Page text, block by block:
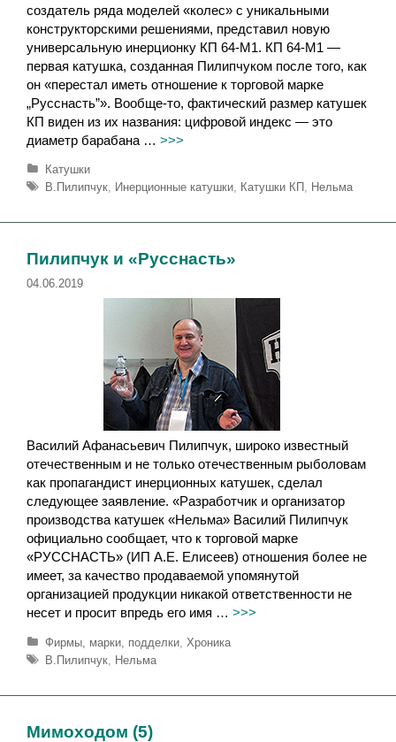
создатель ряда моделей «колес» с уникальными
конструкторскими решениями, представил новую
универсальную инерционку КП 64-M1. КП 64-M1 —
первая катушка, созданная Пилипчуком после того, как
он «перестал иметь отношение к торговой марке
„Русснасть”». Вообще-то, фактический размер катушек
КП виден из их названия: цифровой индекс — это
диаметр барабана … >>>
Р
у
р
к
Катушки
М
т
и
В.Пилипчук, Инерционные катушки, Катушки КП , Нельма
Пилипчук и «Русснасть»
04.06.2019
Василий Афанасьевич Пилипчук, широко известный
отечественным и не только отечественным рыболовам
как пропагандист инерционных катушек, сделал
следующее заявление. «Разработчик и организатор
производства катушек «Нельма» Василий Пилипчук
официально сообщает, что к торговой марке
«РУССНАСТЬ» (ИП А.Е. Елисеев) отношения более не
имеет, за качество продаваемой упомянутой
организацией продукции никакой ответственности не
несет и просит впредь его имя … >>>
Р
у
Фирмы, марки, подделки, Хроника
М
т
и
В.Пилипчук, Нельма
Мимоходом (5)